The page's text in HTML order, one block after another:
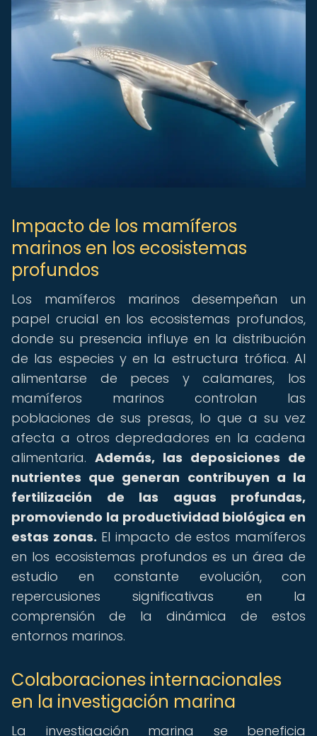
Impacto de los mamíferos
marinos en los ecosistemas
profundos
Los mamíferos marinos desempeñan un
papel crucial en los ecosistemas profundos,
donde su presencia influye en la distribución
de las especies y en la estructura trófica. Al
alimentarse de peces y calamares, los
mamíferos marinos controlan las
poblaciones de sus presas, lo que a su vez
afecta a otros depredadores en la cadena
alimentaria. Además, las deposiciones de
nutrientes que generan contribuyen a la
fertilización de las aguas profundas,
promoviendo la productividad biológica en
estas zonas. El impacto de estos mamíferos
en los ecosistemas profundos es un área de
estudio en constante evolución, con
repercusiones significativas en la
comprensión de la dinámica de estos
entornos marinos.
Colaboraciones internacionales
en la investigación marina
La investigación marina se beneficia